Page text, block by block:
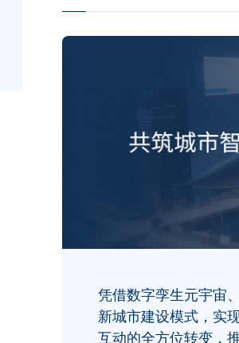
凭借数字孪生元宇宙
新城市建设模式，实
互动的全方位转变，